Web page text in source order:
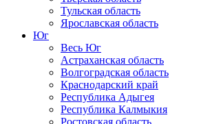
Тульская область
Ярославская область
Юг
Весь Юг
Астраханская область
Волгоградская область
Краснодарский край
Республика Адыгея
Республика Калмыкия
Ростовская область